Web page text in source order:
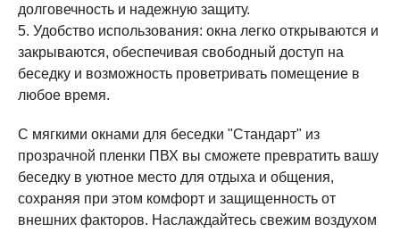
долговечность и надежную защиту.
5. Удобство использования: окна легко открываются и
закрываются, обеспечивая свободный доступ на
беседку и возможность проветривать помещение в
любое время.
С мягкими окнами для беседки "Стандарт" из
прозрачной пленки ПВХ вы сможете превратить вашу
беседку в уютное место для отдыха и общения,
сохраняя при этом комфорт и защищенность от
внешних факторов. Наслаждайтесь свежим воздухом